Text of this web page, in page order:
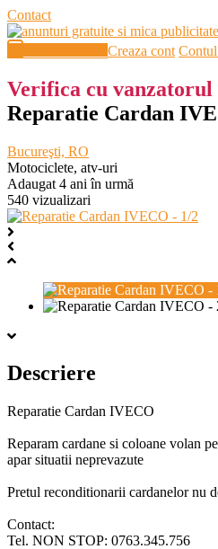
Contact
Creaza cont
Verifica cu vanzatorul
Reparatie Cardan
Bucureşti, RO
Motociclete, atv-uri
Adaugat 4 ani în urmă
540 vizualizari
Descriere
Reparatie Cardan IVECO
Reparam cardane si coloane volan
apar situatii neprevazute
Pretul reconditionarii cardanelor nu
Contact:
Tel. NON STOP: 0763.345.756